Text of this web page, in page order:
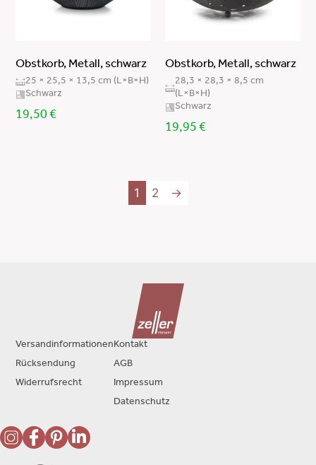
Obstkorb, Metall, schwarz
25 × 25,5 × 13,5 cm (L×B×H)
Schwarz
19,50€
Obstkorb, Metall, schwarz
28,3 × 28,3 × 8,5 cm
(L×B×H)
Schwarz
19,95 €
1 2 →
Versandinformationen
Rücksendung
Widerrufsrecht
Kontakt
AGB
Impressum
Datenschutz